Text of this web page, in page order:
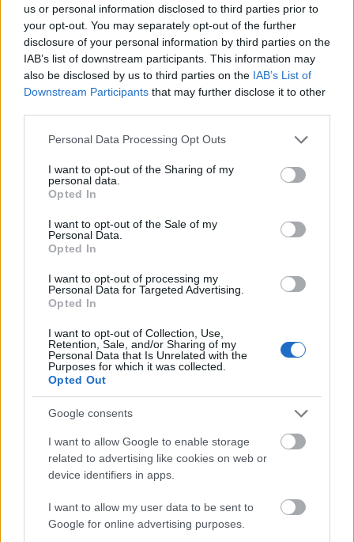
us or personal information disclosed to third parties prior to
your opt-out. You may separately opt-out of the further
disclosure of your personal information by third parties on the
IAB’s list of downstream participants. This information may
also be disclosed by us to third parties on the IAB’s List of
Downstream Participants that may further disclose it to other
Please note that this website/app uses one or more Google
not limited to your visit or usage behaviour. You may click to
grant or deny consent to Google and its third-party tags to
use your data for below specified purposes in below Google
consent section.
Personal Data Processing Opt Outs
I want to opt-out of the Sharing of my
personal data.
Opted In
I want to opt-out of the Sale of my
Personal Data.
Opted In
I want to opt-out of processing my
Personal Data for Targeted Advertising.
Opted In
I want to opt-out of Collection, Use,
Retention, Sale, and/or Sharing of my
Personal Data that Is Unrelated with the
Purposes for which it was collected.
Opted Out
Google consents
I want to allow Google to enable storage
related to advertising like cookies on web or
device identifiers in apps.
I want to allow my user data to be sent to
Google for online advertising purposes.
Andrews torkából 1997-ben jóindulatú
csomókat távolítottak el. A műtét után egy
ideig nem tudott énekelni. Azóta több filmben
is szerepelt, egyebek mellett a Neveletlen
hercegnő mindkét részében és a nagy sikerű
Shrek című animációban, amelyben Lillian
királynőnek kölcsönözte hangját.
Zene Musical Hollywoodi filmipar
ELSTARTOLT A MŰVÉSZETEK VÖLGYE
AZ EMBERSÉG ÜNNEPE